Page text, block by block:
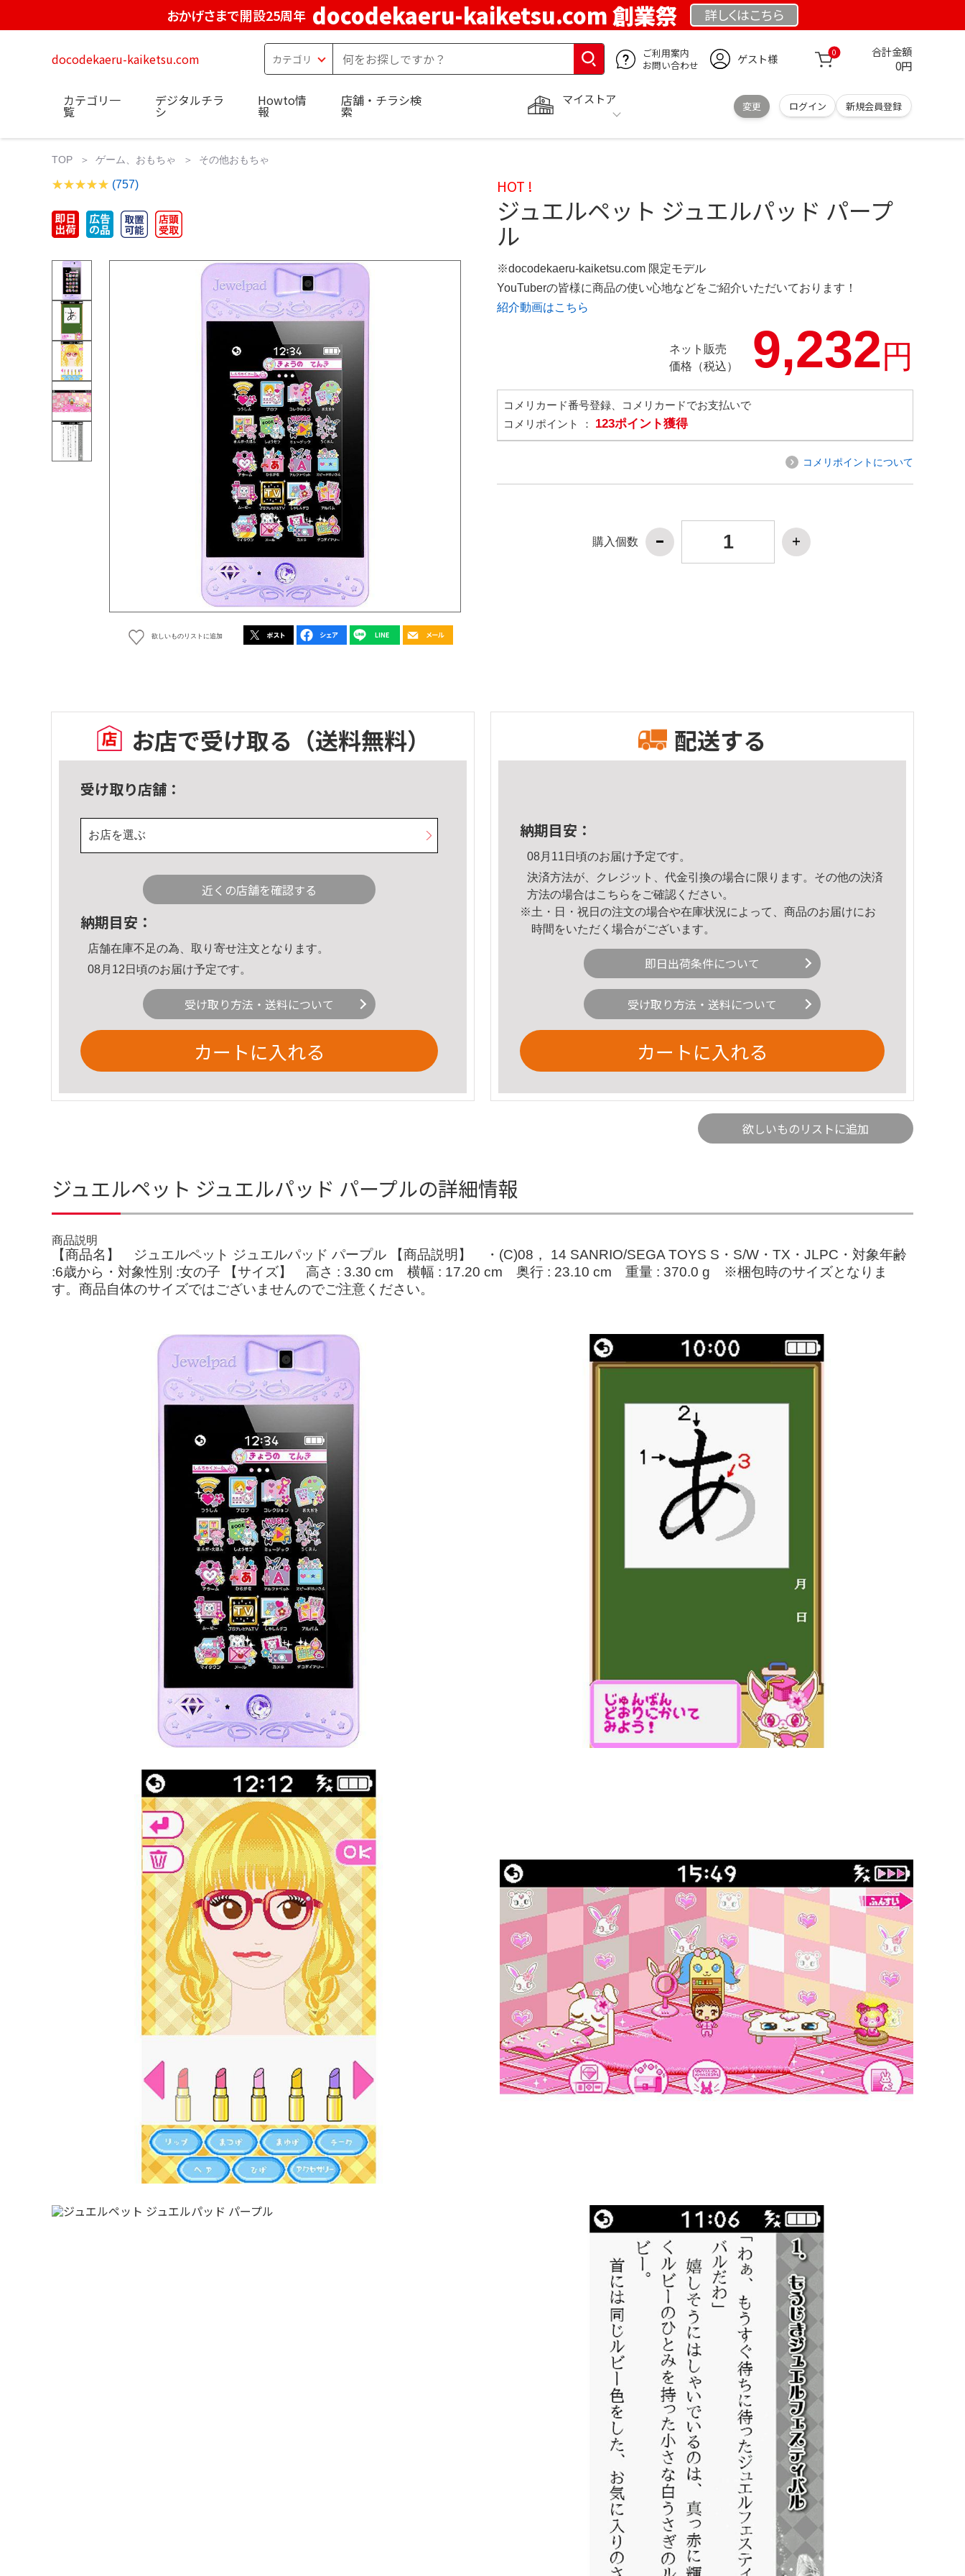
おかげさまで開設25周年 docodekaeru-kaiketsu.com 創業祭 詳しくはこちら
docodekaeru-kaiketsu.com
ご利用案内
お問い合わせ
ゲスト様 0 合計金額
0円
マイストア
変更 ログイン 新規会員登録
カテゴリ一
覧
デジタルチラ
シ
Howto情
報
店舗・チラシ検
索
TOP ゲーム、おもちゃ その他おもちゃ
(757)
欲しいものリストに追加
HOT !
ジュエルペット ジュエルパッド パープ
ル
※docodekaeru-kaiketsu.com 限定モデル
YouTuberの皆様に商品の使い心地などをご紹介いただいております！
紹介動画はこちら
ネット販売
価格（税込）
9,232円
コメリカード番号登録、コメリカードでお支払いで
コメリポイント ： 123ポイント獲得
コメリポイントについて
購入個数
お店で受け取る （送料無料）
受け取り店舗：
お店を選ぶ
近くの店舗を確認する
納期目安：
店舗在庫不足の為、取り寄せ注文となります。
08月12日頃のお届け予定です。
受け取り方法・送料について
カートに入れる
配送する
納期目安：
08月11日頃のお届け予定です。
決済方法が、クレジット、代金引換の場合に限ります。その他の決済
方法の場合はこちら をご確認ください。
※土・日・祝日の注文の場合や在庫状況によって、商品のお届けにお
時間をいただく場合がございます。
即日出荷条件について
受け取り方法・送料について
カートに入れる
欲しいものリストに追加
ジュエルペット ジュエルパッド パープルの詳細情報
商品説明
【商品名】 ジュエルペット ジュエルパッド パープル 【商品説明】 ・(C)08， 14 SANRIO/SEGA TOYS S・S/W・TX・JLPC・対象年齢
:6歳から・対象性別 :女の子 【サイズ】 高さ : 3.30 cm 横幅 : 17.20 cm 奥行 : 23.10 cm 重量 : 370.0 g ※梱包時のサイズとなりま
す。商品自体のサイズではございませんのでご注意ください。